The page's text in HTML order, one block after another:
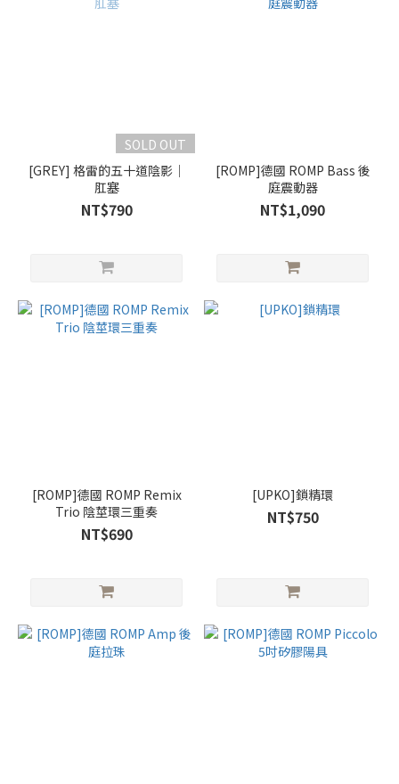
SOLD OUT
[GREY] 格雷的五十道陰影│
肛塞
NT$790
[ROMP]德國 ROMP Bass 後
庭震動器
NT$1,090
[ROMP]德國 ROMP Remix
Trio 陰莖環三重奏
NT$690
[UPKO]鎖精環
NT$750